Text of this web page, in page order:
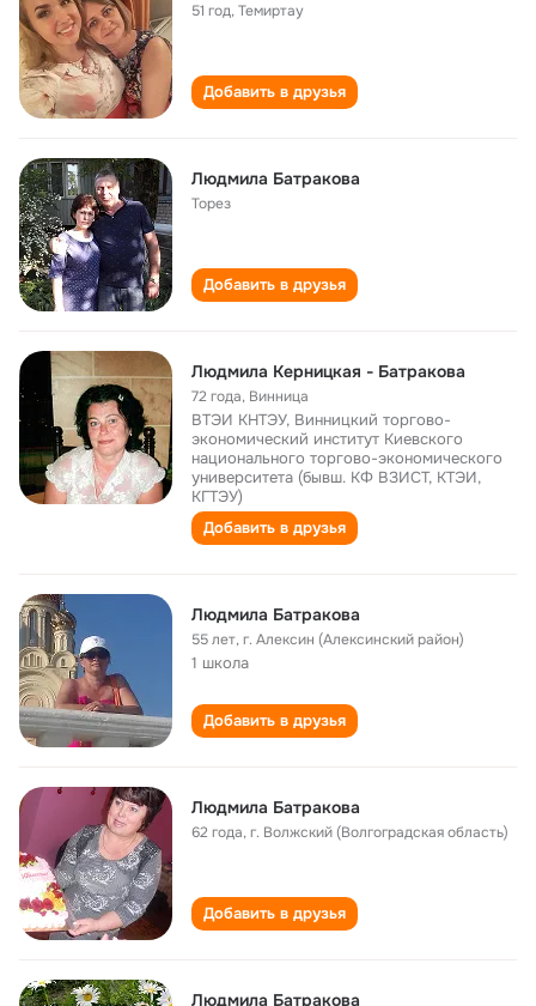
51 год,Темиртау
Добавить в друзья
Людмила Батракова
Торез
Добавить в друзья
Людмила Керницкая - Батракова
72 года, Винница
ВТЭИ КНТЭУ, Винницкий торгово-
экономический институт Киевского
национального торгово-экономического
университета (бывш. КФ ВЗИСТ, КТЭИ,
КГТЭУ)
Добавить в друзья
Людмила Батракова
55 лет,г. Алексин (Алексинский район)
1 школа
Добавить в друзья
Людмила Батракова
62 года,г. Волжский (Волгоградская область)
Добавить в друзья
Людмила Батракова